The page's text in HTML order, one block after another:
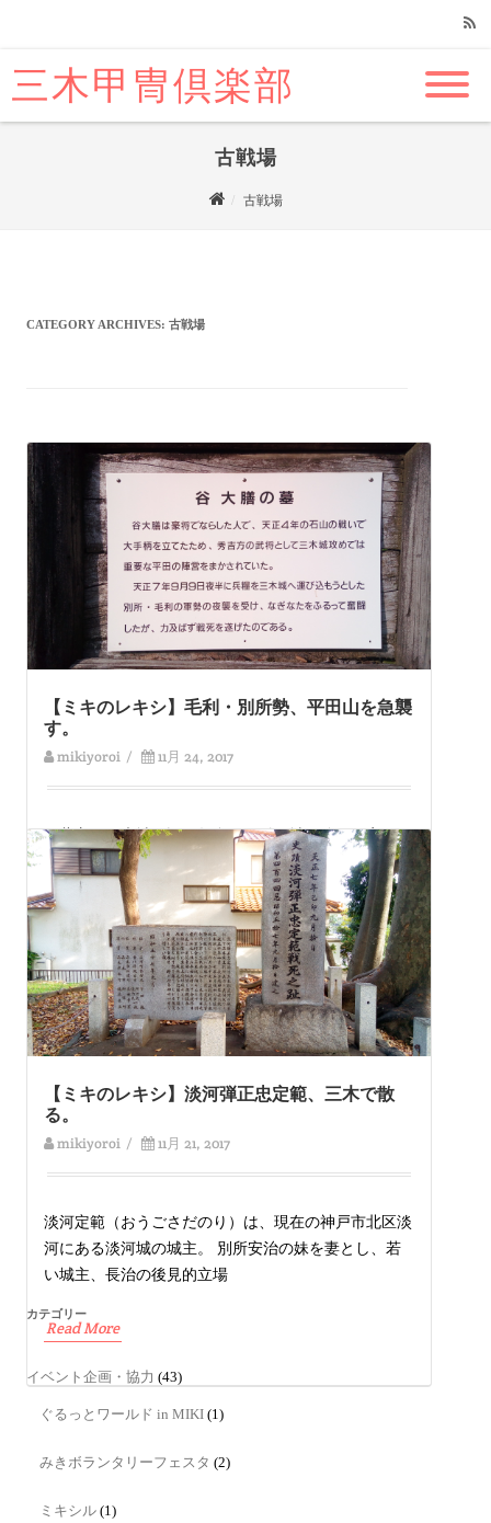
RSS
三木甲冑倶楽部
古戦場
古戦場
CATEGORY ARCHIVES: 古戦場
【ミキのレキシ】毛利・別所勢、平田山を急襲
す。
mikiyoroi / 11月 24, 2017
羽柴方は三木城周辺に数多くの付け城を築き、家臣を
配置することで遠巻きに包囲した。 三木城の北方で
監視をしていたのが谷大膳
Read More
【ミキのレキシ】淡河弾正忠定範、三木で散
る。
mikiyoroi / 11月 21, 2017
淡河定範（おうごさだのり）は、現在の神戸市北区淡
河にある淡河城の城主。 別所安治の妹を妻とし、若
い城主、長治の後見的立場
Read More
カテゴリー
イベント企画・協力 (43)
ぐるっとワールド in MIKI (1)
みきボランタリーフェスタ (2)
ミキシル (1)